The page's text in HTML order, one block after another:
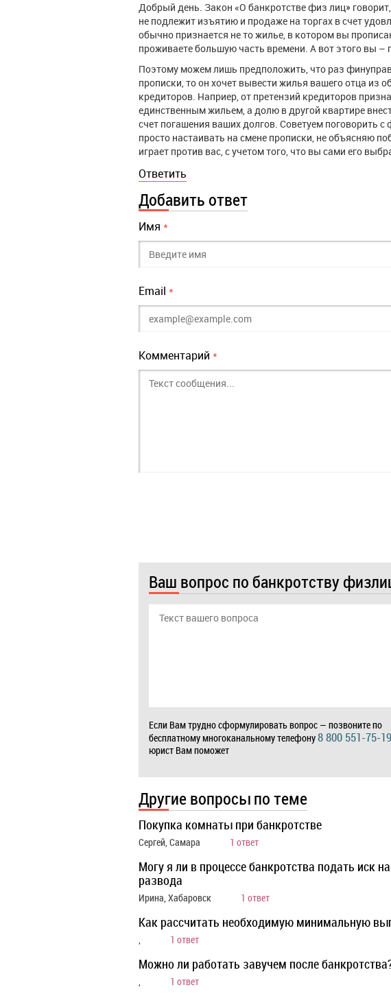
Добрый день. Закон «О банкротстве физ лиц»
не подлежит изъятию и продаже на торгах в счет
обычно признается не то жилье, в котором вы
проживаете большую часть времени. А вот этого вы –
Поэтому можем лишь предположить, что раз
прописки, то он хочет вывести жилья вашего отца из
кредиторов. Наприер, от претензий кредиторов
единственным жильем, а долю в другой квартире
счет погашения ваших долгов. Советуем поговорить
просто настаивать на смене прописки, не объясняю
играет против вас, с учетом того, что вы сами его
Ответить
Добавить ответ
Имя *
Email *
Комментарий *
Ваш вопрос по банкротству
Если Вам трудно сформулировать вопрос — позвоните по
бесплатному многоканальному телефону8 800 551-75-19
юрист Вам поможет
Другие вопросы по теме
Покупка комнаты при банкротстве
Сергей, Самара 1 ответ
Могу я ли в процессе банкротства подать иск
развода
Ирина, Хабаровск 1 ответ
Как рассчитать необходимую минимальную
, 1 ответ
Можно ли работать завучем после
, 1 ответ